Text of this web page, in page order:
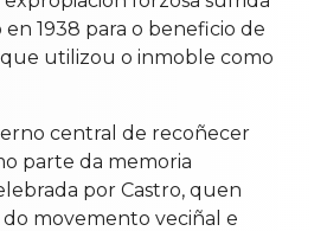
1938 para o beneficio de
que utilizou o inmoble como
central de recoñecer
parte da memoria
por Castro, quen
movemento veciñal e